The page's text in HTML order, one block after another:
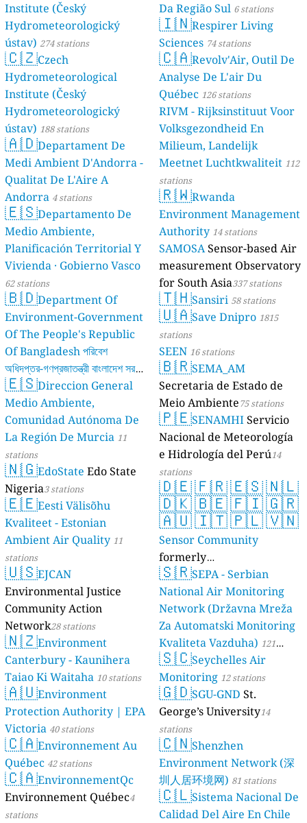
Institute (Český
Hydrometeorologický
ústav) 274 stations
🇨🇿Czech
Hydrometeorological
Institute (Český
Hydrometeorologický
ústav) 188 stations
🇦🇩Departament De
Medi Ambient D'Andorra -
Qualitat De L'Aire A
Andorra 4 stations
🇪🇸Departamento De
Medio Ambiente,
Planificación Territorial Y
Vivienda · Gobierno Vasco
62 stations
🇧🇩Department Of
Environment-Government
Of The People's Republic
Of Bangladesh পরিবেশ
অধিদপ্তর-গণপ্রজাতন্ত্রী বাংলাদেশ সরকার
17 stations
🇪🇸Direccion General
Medio Ambiente,
Comunidad Autónoma De
La Región De Murcia 11
stations
🇳🇬EdoState Edo State
Nigeria3 stations
🇪🇪Eesti Välisõhu
Kvaliteet - Estonian
Ambient Air Quality 11
stations
🇺🇸EJCAN
Environmental Justice
Community Action
Network28 stations
🇳🇿Environment
Canterbury - Kaunihera
Taiao Ki Waitaha 10 stations
🇦🇺Environment
Protection Authority | EPA
Victoria 40 stations
🇨🇦Environnement Au
Québec 42 stations
🇨🇦EnvironnementQc
Environnement Québec4
stations
Da Região Sul 6 stations
🇮🇳Respirer Living
Sciences 74 stations
🇨🇦Revolv'Air, Outil De
Analyse De L'air Du
Québec 126 stations
RIVM - Rijksinstituut Voor
Volksgezondheid En
Milieum, Landelijk
Meetnet Luchtkwaliteit 112
stations
🇷🇼Rwanda
Environment Management
Authority 14 stations
SAMOSASensor-based Air
measurement Observatory
for South Asia337 stations
🇹🇭Sansiri 58 stations
🇺🇦Save Dnipro 1815
stations
SEEN 16 stations
🇧🇷SEMA_AM
Secretaria de Estado de
Meio Ambiente75 stations
🇵🇪SENAMHIServicio
Nacional de Meteorología
e Hidrología del Perú14
stations
🇩🇪🇫🇷🇪🇸🇳🇱
🇩🇰🇧🇪🇫🇮🇬🇷
🇦🇺🇮🇹🇵🇱🇻🇳
Sensor Community
formerly
luftdaten.info35819 stations
🇸🇷SEPA - Serbian
National Air Monitoring
Network (Državna Mreža
Za Automatski Monitoring
Kvaliteta Vazduha) 121
stations
🇸🇨Seychelles Air
Monitoring 12 stations
🇬🇩SGU-GND St.
George’s University14
stations
🇨🇳Shenzhen
Environment Network (深
圳人居环境网) 81 stations
🇨🇱Sistema Nacional De
Calidad Del Aire En Chile